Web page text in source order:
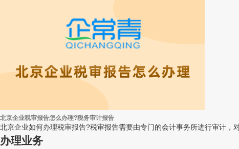
北京企业税审报告怎么办理?税务审计报告
北京企业如何办理税审报告?税审报告需要由专门的会计事务所进行审计，
办理业务